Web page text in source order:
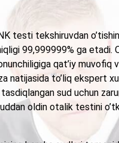
testi tekshiruvdan
99,999999% ga etadi.
qat’iy muvofiq
natijasida to’liq ekspert
sud uchun
oldin otalik testini